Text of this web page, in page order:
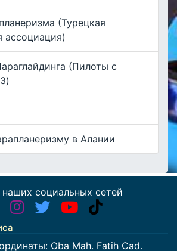
(Турецкая
ассоциация)
(Пилоты с
в Алании
социальных сетей
Oba Mah. Fatih Cad.